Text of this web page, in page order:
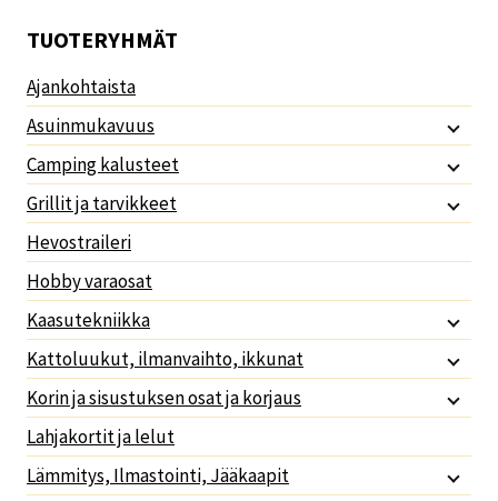
TUOTERYHMÄT
Ajankohtaista
Asuinmukavuus
Camping kalusteet
Grillit ja tarvikkeet
Hevostraileri
Hobby varaosat
Kaasutekniikka
Kattoluukut, ilmanvaihto, ikkunat
Korin ja sisustuksen osat ja korjaus
Lahjakortit ja lelut
Lämmitys, Ilmastointi, Jääkaapit